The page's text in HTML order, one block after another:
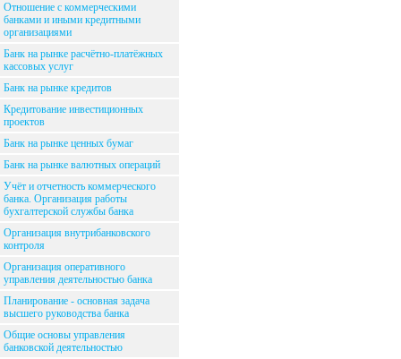
Отношение с коммерческими
банками и иными кредитными
организациями
Банк на рынке расчётно-платёжных
кассовых услуг
Банк на рынке кредитов
Кредитование инвестиционных
проектов
Банк на рынке ценных бумаг
Банк на рынке валютных операций
Учёт и отчетность коммерческого
банка. Организация работы
бухгалтерской службы банка
Организация внутрибанковского
контроля
Организация оперативного
управления деятельностью банка
Планирование - основная задача
высшего руководства банка
Общие основы управления
банковской деятельностью